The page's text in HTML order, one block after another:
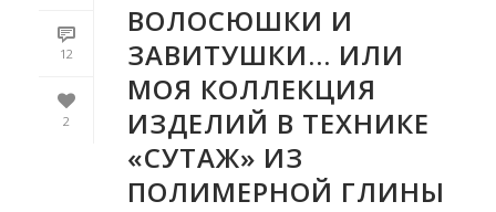
12
2
ВОЛОСЮШКИ И
ЗАВИТУШКИ… ИЛИ
МОЯ КОЛЛЕКЦИЯ
ИЗДЕЛИЙ В ТЕХНИКЕ
«СУТАЖ» ИЗ
ПОЛИМЕРНОЙ ГЛИНЫ